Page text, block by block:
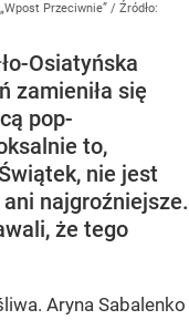
Przeciwnie” / Źródło:
Osiatyńska
zamieniła się
pop-
to,
nie jest
najgroźniejsze.
że tego
Aryna Sabalenko